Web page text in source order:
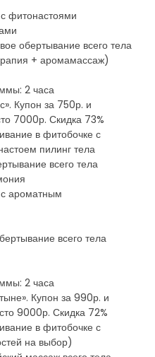
фитонастоями
обертывание всего тела
+ аромамассаж)
2 часа
Купон за 750р. и
7000р. Скидка 73%
в фитобочке с
пилинг тела
всего тела
ароматным
всего тела
2 часа
Купон за 990р. и
9000р. Скидка 72%
в фитобочке с
на выбор)